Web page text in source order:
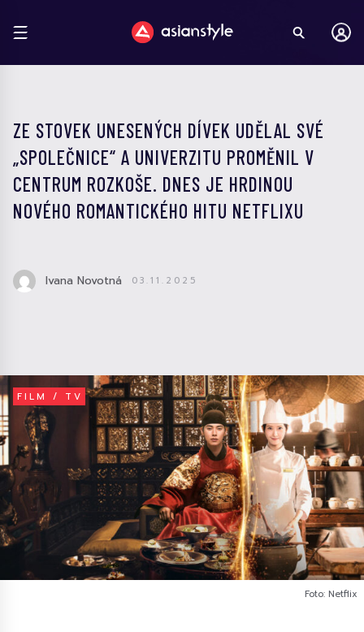
ZE STOVEK UNESENÝCH DÍVEK UDĚLAL SVÉ
„SPOLEČNICE“ A UNIVERZITU PROMĚNIL V
CENTRUM ROZKOŠE. DNES JE HRDINOU
NOVÉHO ROMANTICKÉHO HITU NETFLIXU
Ivana Novotná 03.11.2025
FILM / TV
Foto: Netflix